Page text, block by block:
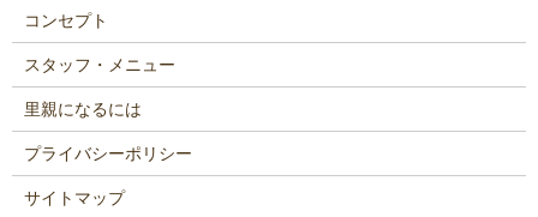
コンセプト
スタッフ・メニュー
里親になるには
プライバシーポリシー
サイトマップ